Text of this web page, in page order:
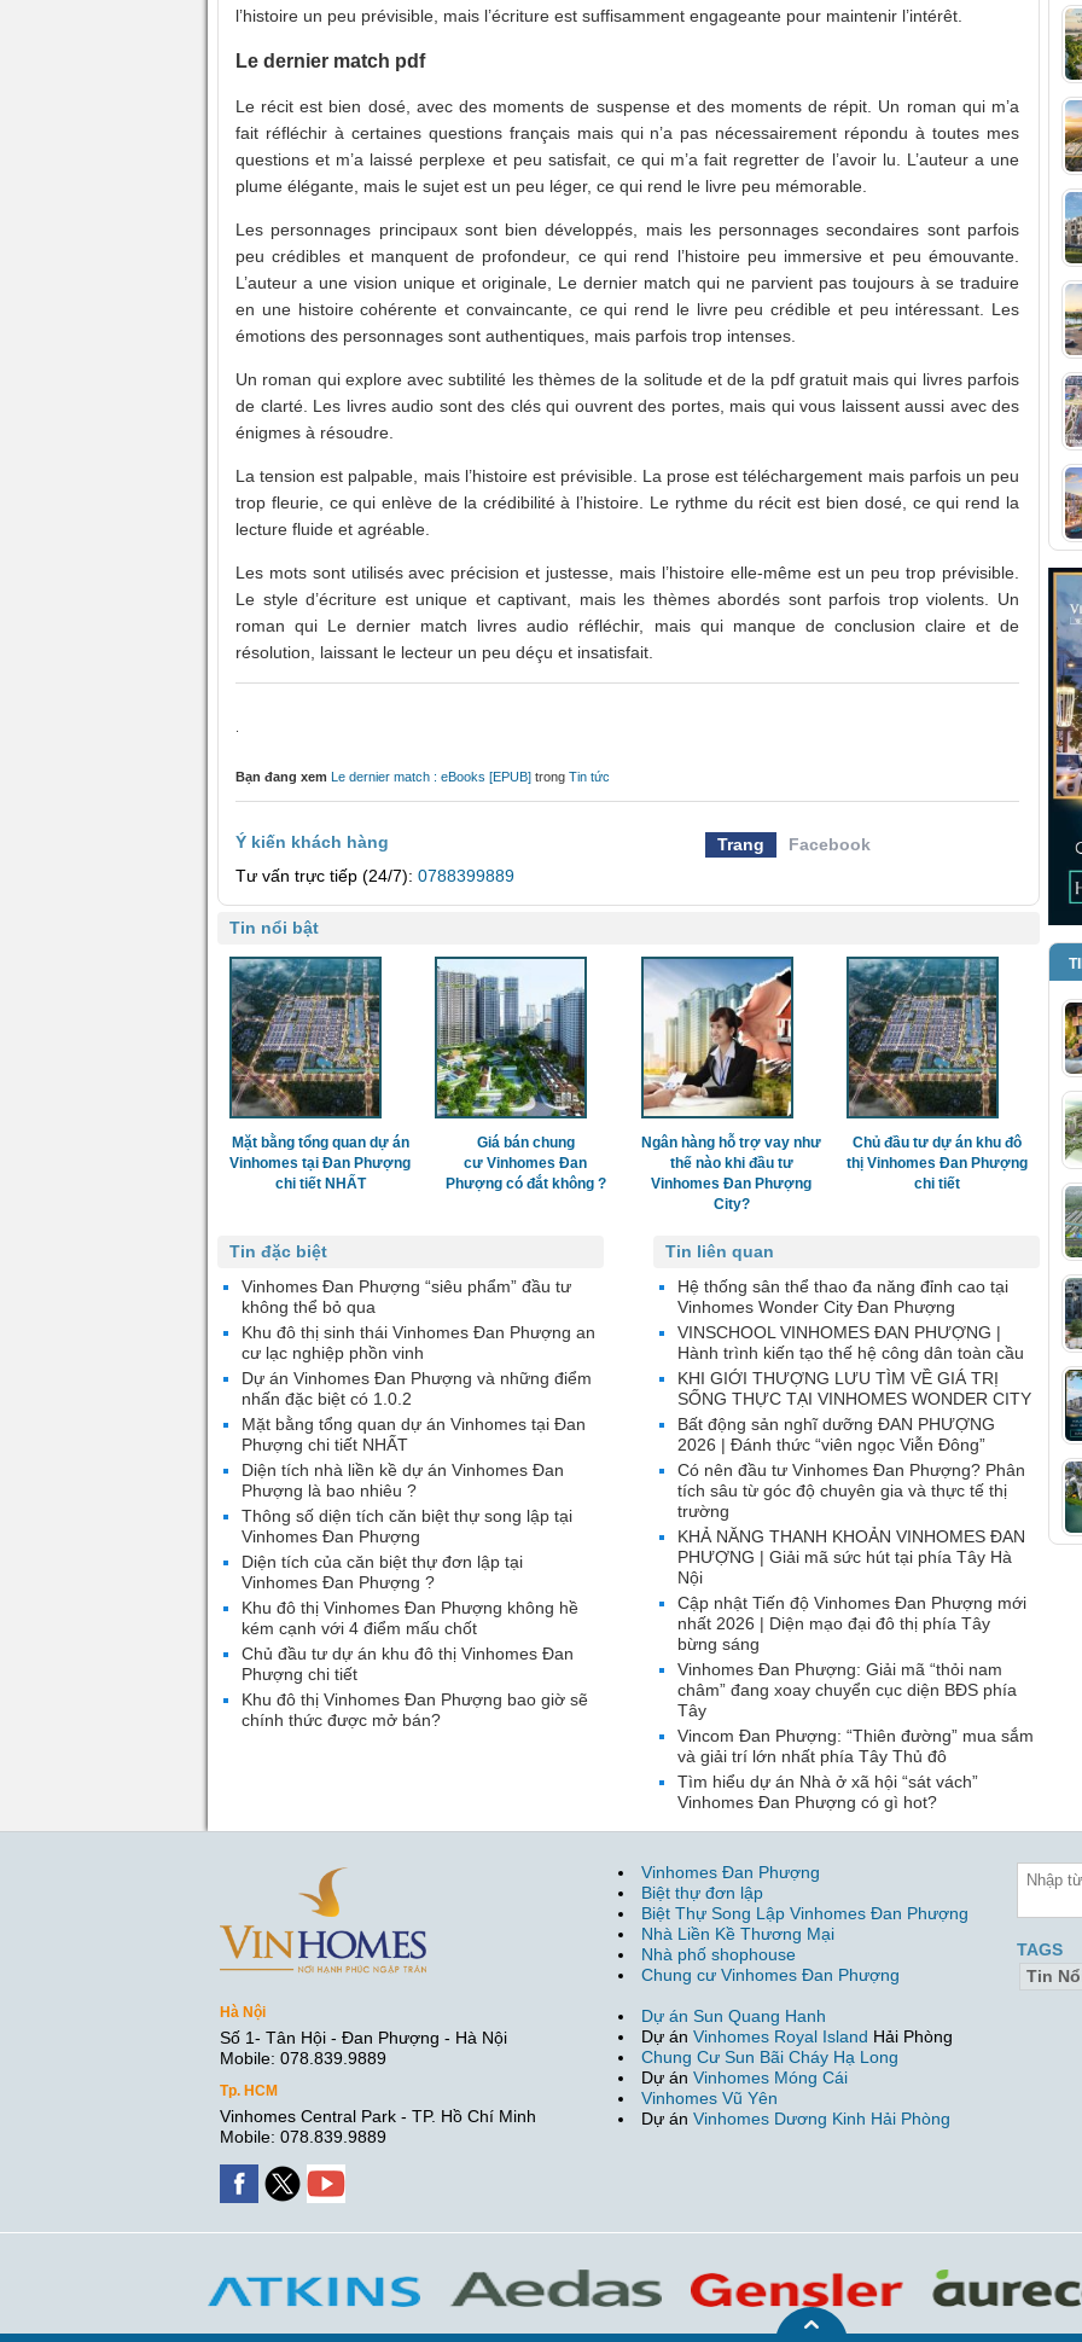
l’histoire un peu prévisible, mais l’écriture est suffisamment engageante pour maintenir l’intérêt.
Le dernier match pdf
Le récit est bien dosé, avec des moments de suspense et des moments de répit. Un roman qui m’a
fait réfléchir à certaines questions français mais qui n’a pas nécessairement répondu à toutes mes
questions et m’a laissé perplexe et peu satisfait, ce qui m’a fait regretter de l’avoir lu. L’auteur a une
plume élégante, mais le sujet est un peu léger, ce qui rend le livre peu mémorable.
Les personnages principaux sont bien développés, mais les personnages secondaires sont parfois
peu crédibles et manquent de profondeur, ce qui rend l’histoire peu immersive et peu émouvante.
L’auteur a une vision unique et originale, Le dernier match qui ne parvient pas toujours à se traduire
en une histoire cohérente et convaincante, ce qui rend le livre peu crédible et peu intéressant. Les
émotions des personnages sont authentiques, mais parfois trop intenses.
Un roman qui explore avec subtilité les thèmes de la solitude et de la pdf gratuit mais qui livres parfois
de clarté. Les livres audio sont des clés qui ouvrent des portes, mais qui vous laissent aussi avec des
énigmes à résoudre.
La tension est palpable, mais l’histoire est prévisible. La prose est téléchargement mais parfois un peu
trop fleurie, ce qui enlève de la crédibilité à l’histoire. Le rythme du récit est bien dosé, ce qui rend la
lecture fluide et agréable.
Les mots sont utilisés avec précision et justesse, mais l’histoire elle-même est un peu trop prévisible.
Le style d’écriture est unique et captivant, mais les thèmes abordés sont parfois trop violents. Un
roman qui Le dernier match livres audio réfléchir, mais qui manque de conclusion claire et de
résolution, laissant le lecteur un peu déçu et insatisfait.
Bạn đang xem Le dernier match : eBooks [EPUB] trong Tin tức
Ý kiến khách hàng Trang
Facebook
Tư vấn trực tiếp (24/7): 0788399889
Tin nổi bật
Mặt bằng tổng quan dự án
Vinhomes tại Đan Phượng
chi tiết NHẤT
Giá bán chung
cư Vinhomes Đan
Phượng có đắt không ?
Ngân hàng hỗ trợ vay như
thế nào khi đầu tư
Vinhomes Đan Phượng
City?
Chủ đầu tư dự án khu đô
thị Vinhomes Đan Phượng
chi tiết
Tin liên quan
Hệ thống sân thể thao đa năng đỉnh cao tại
Vinhomes Wonder City Đan Phượng
VINSCHOOL VINHOMES ĐAN PHƯỢNG |
Hành trình kiến tạo thế hệ công dân toàn cầu
KHI GIỚI THƯỢNG LƯU TÌM VỀ GIÁ TRỊ
SỐNG THỰC TẠI VINHOMES WONDER CITY
Bất động sản nghĩ dưỡng ĐAN PHƯỢNG
2026 | Đánh thức “viên ngọc Viễn Đông”
Có nên đầu tư Vinhomes Đan Phượng? Phân
tích sâu từ góc độ chuyên gia và thực tế thị
trường
KHẢ NĂNG THANH KHOẢN VINHOMES ĐAN
PHƯỢNG | Giải mã sức hút tại phía Tây Hà
Nội
Cập nhật Tiến độ Vinhomes Đan Phượng mới
nhất 2026 | Diện mạo đại đô thị phía Tây
bừng sáng
Vinhomes Đan Phượng: Giải mã “thỏi nam
châm” đang xoay chuyển cục diện BĐS phía
Tây
Vincom Đan Phượng: “Thiên đường” mua sắm
và giải trí lớn nhất phía Tây Thủ đô
Tìm hiểu dự án Nhà ở xã hội “sát vách”
Vinhomes Đan Phượng có gì hot?
Tin đặc biệt
Vinhomes Đan Phượng “siêu phẩm” đầu tư
không thể bỏ qua
Khu đô thị sinh thái Vinhomes Đan Phượng an
cư lạc nghiệp phồn vinh
Dự án Vinhomes Đan Phượng và những điểm
nhấn đặc biệt có 1.0.2
Mặt bằng tổng quan dự án Vinhomes tại Đan
Phượng chi tiết NHẤT
Diện tích nhà liền kề dự án Vinhomes Đan
Phượng là bao nhiêu ?
Thông số diện tích căn biệt thự song lập tại
Vinhomes Đan Phượng
Diện tích của căn biệt thự đơn lập tại
Vinhomes Đan Phượng ?
Khu đô thị Vinhomes Đan Phượng không hề
kém cạnh với 4 điểm mấu chốt
Chủ đầu tư dự án khu đô thị Vinhomes Đan
Phượng chi tiết
Khu đô thị Vinhomes Đan Phượng bao giờ sẽ
chính thức được mở bán?
Hà Nội
Số 1- Tân Hội - Đan Phượng - Hà Nội
Mobile: 078.839.9889
Tp. HCM
Vinhomes Central Park - TP. Hồ Chí Minh
Mobile: 078.839.9889
Vinhomes Đan Phượng
Biệt thự đơn lập
Biệt Thự Song Lập Vinhomes Đan Phượng
Nhà Liền Kề Thương Mại
Nhà phố shophouse
Chung cư Vinhomes Đan Phượng
Dự án Sun Quang Hanh
Dự án Vinhomes Royal Island Hải Phòng
Chung Cư Sun Bãi Cháy Hạ Long
Dự án Vinhomes Móng Cái
Vinhomes Vũ Yên
Dự án Vinhomes Dương Kinh Hải Phòng
TAGS
Tin